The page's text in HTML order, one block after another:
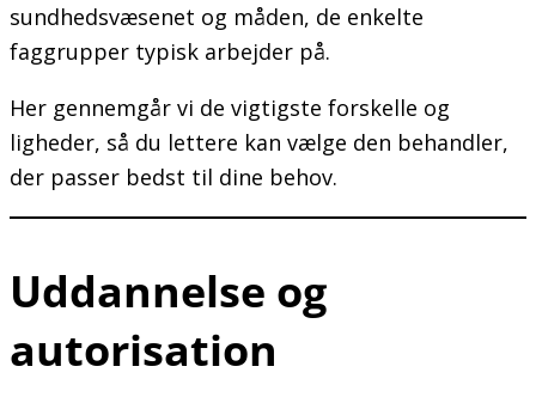
sundhedsvæsenet og måden, de enkelte
faggrupper typisk arbejder på.
Her gennemgår vi de vigtigste forskelle og
ligheder, så du lettere kan vælge den behandler,
der passer bedst til dine behov.
Uddannelse og
autorisation